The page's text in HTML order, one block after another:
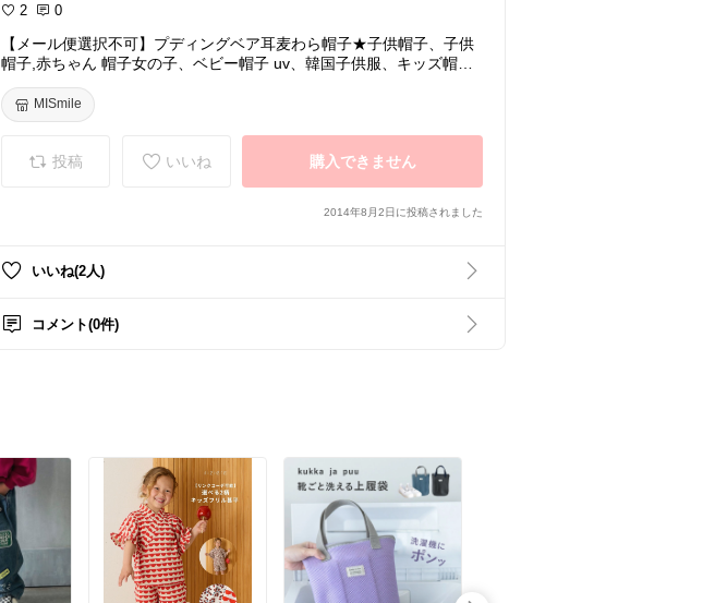
2 0
【メール便選択不可】プディングベア耳麦わら帽子★子供帽子、子供
帽子,赤ちゃん 帽子女の子、ベビー帽子 uv、韓国子供服、キッズ帽
帽子,ベビー 帽子 夏,麦わら帽子,麦わら帽子 キッズ【02P12Oct14】
MISmile
投稿 いいね 購入できません
2014年8月2日に投稿されました
いいね(2人)
コメント(0件)